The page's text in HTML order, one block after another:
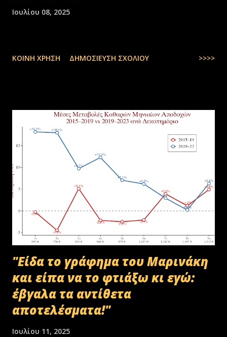
Ιουλίου 08, 2025
ΚΟΙΝΉ ΧΡΉΣΗ ΔΗΜΟΣΊΕΥΣΗ ΣΧΟΛΊΟΥ >>>>
"Είδα το γράφημα του Μαρινάκη
και είπα να το φτιάξω κι εγώ:
έβγαλα τα αντίθετα
αποτελέσματα!"
Ιουλίου 11, 2025